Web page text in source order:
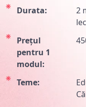
Durata:
2
Prețul
pentru 1
modul:
Teme: